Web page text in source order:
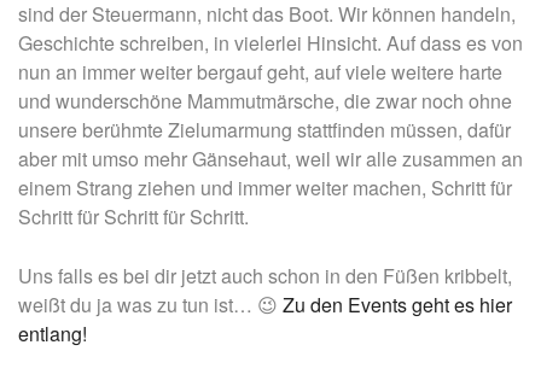
sind der Steuermann, nicht das Boot. Wir können handeln,
Geschichte schreiben, in vielerlei Hinsicht. Auf dass es von
nun an immer weiter bergauf geht, auf viele weitere harte
und wunderschöne Mammutmärsche, die zwar noch ohne
unsere berühmte Zielumarmung stattfinden müssen, dafür
aber mit umso mehr Gänsehaut, weil wir alle zusammen an
einem Strang ziehen und immer weiter machen, Schritt für
Schritt für Schritt für Schritt.
Uns falls es bei dir jetzt auch schon in den Füßen kribbelt,
weißt du ja was zu tun ist… 😉 Zu den Events geht es hier
entlang!